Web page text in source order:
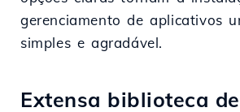
gerenciamento de aplicativos
simples e agradável.
Extensa biblioteca de